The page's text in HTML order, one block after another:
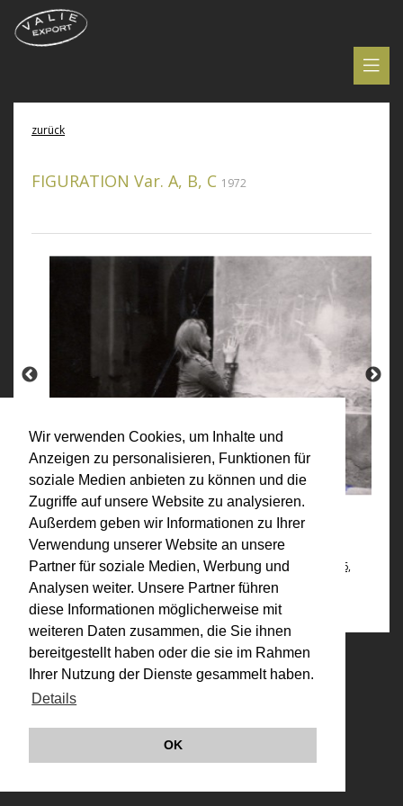
Wir verwenden Cookies, um Inhalte und
Anzeigen zu personalisieren, Funktionen für
soziale Medien anbieten zu können und die
Zugriffe auf unsere Website zu analysieren.
Außerdem geben wir Informationen zu Ihrer
Verwendung unserer Website an unsere
Partner für soziale Medien, Werbung und
Analysen weiter. Unsere Partner führen
diese Informationen möglicherweise mit
weiteren Daten zusammen, die Sie ihnen
bereitgestellt haben oder die sie im Rahmen
Ihrer Nutzung der Dienste gesammelt haben.
Details
OK
zurück
FIGURATION Var. A, B, C 1972
Kategorien:
1970-1979 (Auswahl) ,Körperkonfigurationen 1972, 1974, 1976,
1982,Werke
© VALIE EXPORT 2026
Impressum |
Datenschutz